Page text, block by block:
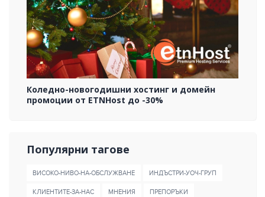
Коледно-новогодишни хостинг и домейн
промоции от ETNHost до -30%
Популярни тагове
ВИСОКО-НИВО-НА-ОБСЛУЖВАНЕ ИНДЪСТРИ-УОЧ-ГРУП
КЛИЕНТИТЕ-ЗА-НАС МНЕНИЯ ПРЕПОРЪКИ